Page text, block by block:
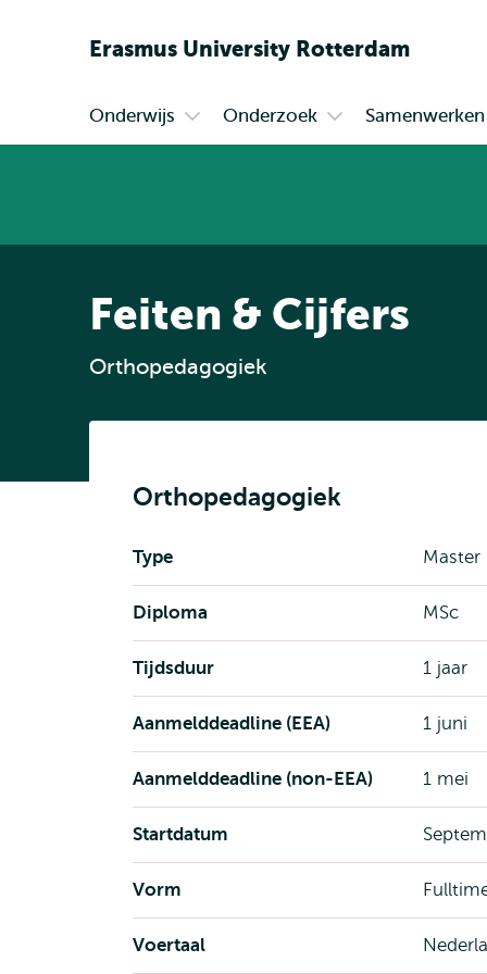
Erasmus University Rotterdam
Primair
Onderwijs Onderzoek Samenwerken
Feiten & Cijfers
Orthopedagogiek
Orthopedagogiek
Type Master
Diploma MSc
Tijdsduur 1 jaar
Aanmelddeadline (EEA) 1 juni
Aanmelddeadline (non-EEA) 1 mei
Startdatum
Vorm
Voertaal